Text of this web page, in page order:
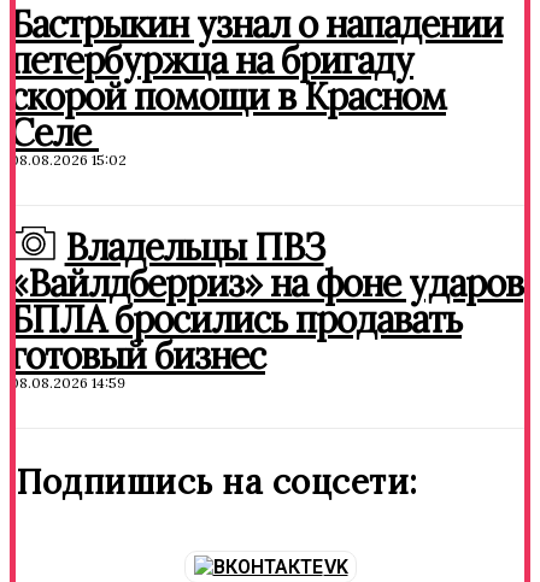
Бастрыкин узнал о нападении
петербуржца на бригаду
скорой помощи в Красном
Селе
08.08.2026 15:02
Владельцы ПВЗ
«Вайлдберриз» на фоне ударов
БПЛА бросились продавать
готовый бизнес
08.08.2026 14:59
Подпишись на соцсети:
VK